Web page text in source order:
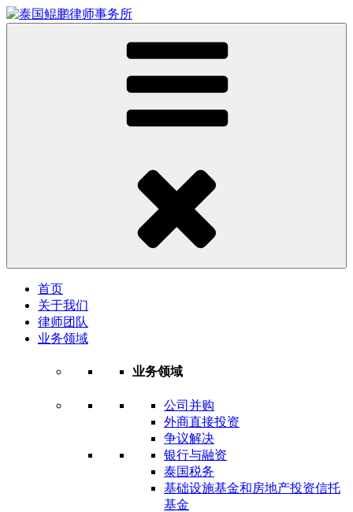
首页
关于我们
律师团队
业务领域
业务领域
公司并购
外商直接投资
争议解决
银行与融资
泰国税务
基础设施基金和房地产投资信托
基金